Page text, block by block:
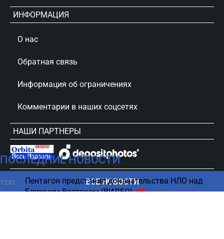
ПОСЛЕДНИЕ НОВОСТИ
12:01
Пентагон представил доказательства НЛО над
Ближним Востоком (ВИДЕО)
ВСЕ НОВОСТИ
ИНФОРМАЦИЯ
О нас
Обратная связь
Информация об ограничениях
Комментарии в наших соцсетях
НАШИ ПАРТНЕРЫ
сursorinfo.co.il © Все права защищены